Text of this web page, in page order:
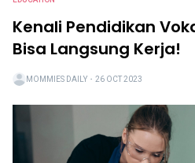
Kenali Pendidikan
Bisa Langsung Kerja!
MOMMIES DAILY ・ 26 OCT 2023